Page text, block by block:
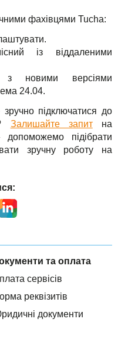
фахівцями Tucha:
із віддаленими
з новими версіями
24.04.
підключатися до
Залишайте запитна
підібрати
зручну роботу на
та оплата
сервісів
реквізитів
документи